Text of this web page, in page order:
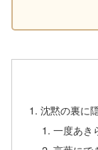
沈黙の裏に
一度あき